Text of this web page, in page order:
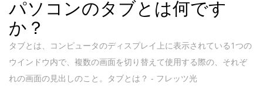
パソコンのタブとは何です
か？
タブとは、コンピュータのディスプレイ上に表示されている1つの
ウインドウ内で、複数の画面を切り替えて使用する際の、それぞ
れの画面の見出しのこと。タブとは？ - フレッツ光